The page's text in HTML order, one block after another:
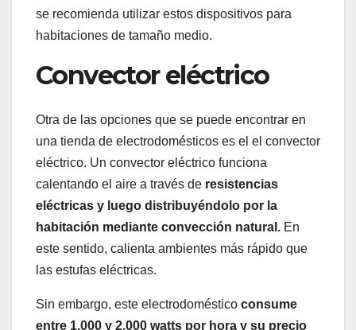
se recomienda utilizar estos dispositivos para
habitaciones de tamaño medio.
Convector eléctrico
Otra de las opciones que se puede encontrar en
una tienda de electrodomésticos es el el convector
eléctrico. Un convector eléctrico funciona
calentando el aire a través de resistencias
eléctricas y luego distribuyéndolo por la
habitación mediante convección natural. En
este sentido, calienta ambientes más rápido que
las estufas eléctricas.
Sin embargo, este electrodoméstico consume
entre 1.000 y 2.000 watts por hora y su precio